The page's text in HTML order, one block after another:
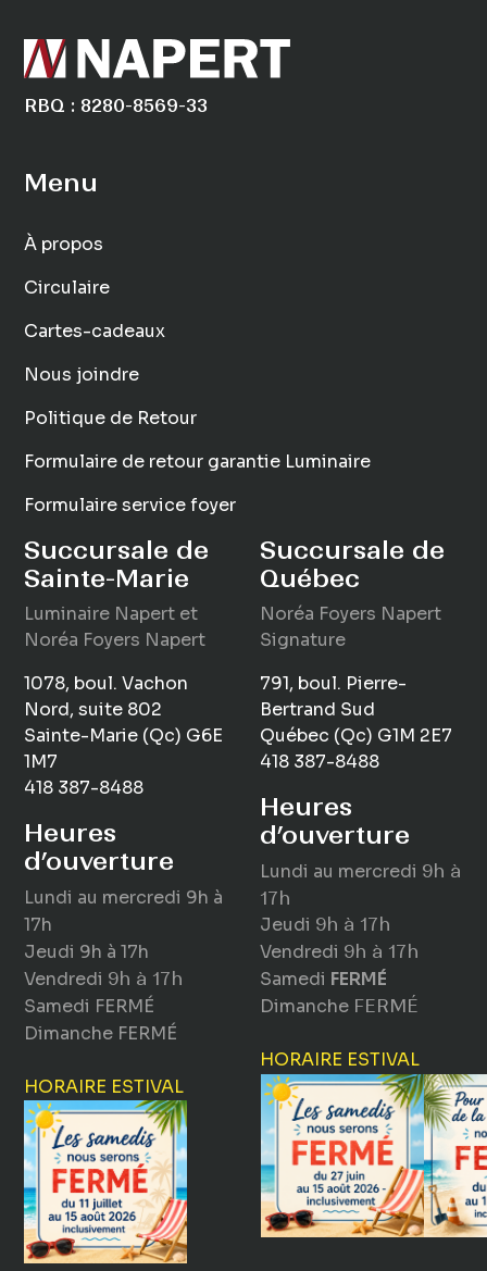
RBQ : 8280-8569-33
Menu
À propos
Circulaire
Cartes-cadeaux
Nous joindre
Politique de Retour
Formulaire de retour garantie Luminaire
Formulaire service foyer
Succursale de
Sainte-Marie
Luminaire Napert et
Noréa Foyers Napert
1078, boul. Vachon
Nord, suite 802
Sainte-Marie (Qc) G6E
1M7
418 387-8488
Heures
d’ouverture
Lundi au mercredi 9h à
17h
Jeudi 9h à 17h
Vendredi 9h à 17h
Samedi FERMÉ
Dimanche FERMÉ
HORAIRE ESTIVAL
Succursale de
Québec
Noréa Foyers Napert
Signature
791, boul. Pierre-
Bertrand Sud
Québec (Qc) G1M 2E7
418 387-8488
Heures
d’ouverture
Lundi au mercredi 9h à
17h
Jeudi 9h à 17h
Vendredi 9h à 17h
Samedi FERMÉ
Dimanche FERMÉ
HORAIRE ESTIVAL